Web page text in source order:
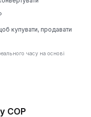
купувати, продавати
часу на основі
COP